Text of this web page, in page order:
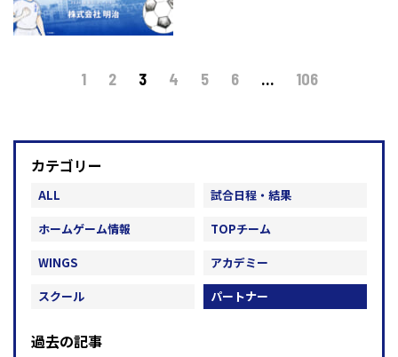
1 2 3 4 5 6 … 106
カテゴリー
ALL
試合日程・結果
ホームゲーム情報
TOPチーム
WINGS
アカデミー
スクール
パートナー
過去の記事